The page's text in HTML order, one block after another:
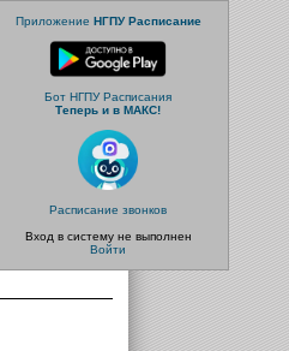
Приложение НГПУ Расписание
Бот НГПУ Расписания
Теперь и в МАКС!
Расписание звонков
Вход в систему не выполнен
Войти